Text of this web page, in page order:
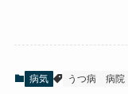
病気 うつ病 病院